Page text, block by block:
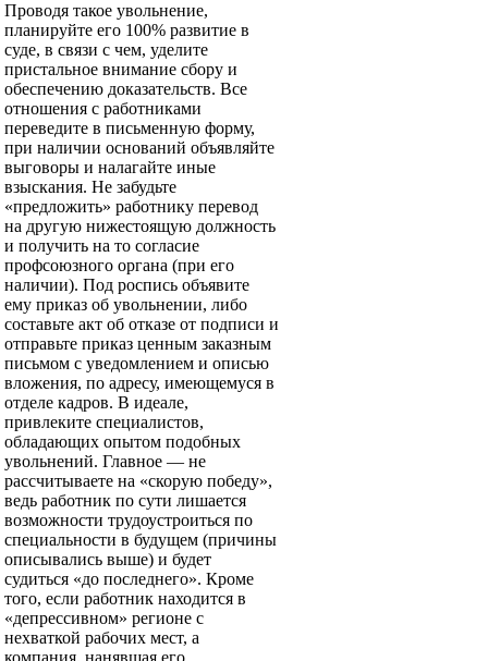
Проводя такое увольнение,
планируйте его 100% развитие в
суде, в связи с чем, уделите
пристальное внимание сбору и
обеспечению доказательств. Все
отношения с работниками
переведите в письменную форму,
при наличии оснований объявляйте
выговоры и налагайте иные
взыскания. Не забудьте
«предложить» работнику перевод
на другую нижестоящую должность
и получить на то согласие
профсоюзного органа (при его
наличии). Под роспись объявите
ему приказ об увольнении, либо
составьте акт об отказе от подписи и
отправьте приказ ценным заказным
письмом с уведомлением и описью
вложения, по адресу, имеющемуся в
отделе кадров. В идеале,
привлеките специалистов,
обладающих опытом подобных
увольнений. Главное — не
рассчитываете на «скорую победу»,
ведь работник по сути лишается
возможности трудоустроиться по
специальности в будущем (причины
описывались выше) и будет
судиться «до последнего». Кроме
того, если работник находится в
«депрессивном» регионе с
нехваткой рабочих мест, а
компания, нанявшая его